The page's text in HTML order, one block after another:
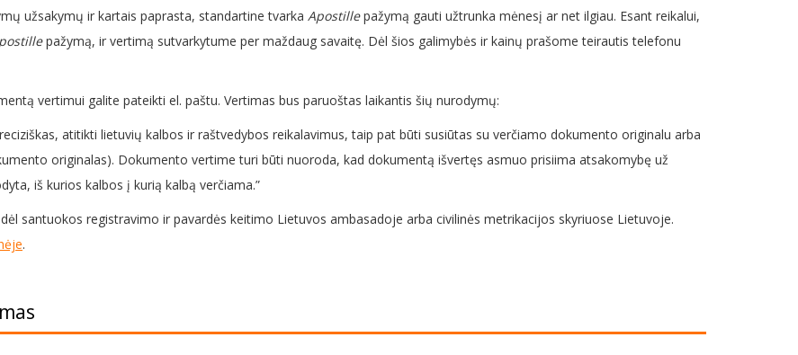
užsakymų ir kartais paprasta, standartine tvarka Apostillepažymą gauti užtrunka mėnesį ar net ilgiau. Esant reikalui,
pažymą, ir vertimą sutvarkytume per maždaug savaitę. Dėl šios galimybės ir kainų prašome teirautis telefonu
vertimui galite pateikti el. paštu. Vertimas bus paruoštas laikantis šių nurodymų:
atitikti lietuvių kalbos ir raštvedybos reikalavimus, taip pat būti susiūtas su verčiamo dokumento originalu arba
originalas). Dokumento vertime turi būti nuoroda, kad dokumentą išvertęs asmuo prisiima atsakomybę už
iš kurios kalbos į kurią kalbą verčiama.”
santuokos registravimo ir pavardės keitimo Lietuvos ambasadoje arba civilinės metrikacijos skyriuose Lietuvoje.
.